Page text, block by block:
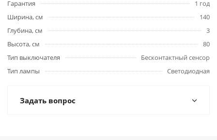
Гарантия
1 год
Ширина, см
140
Глубина, см
3
Высота, см
80
Тип выключателя
Бесконтактный сенсор
Тип лампы
Светодиодная
Задать вопрос